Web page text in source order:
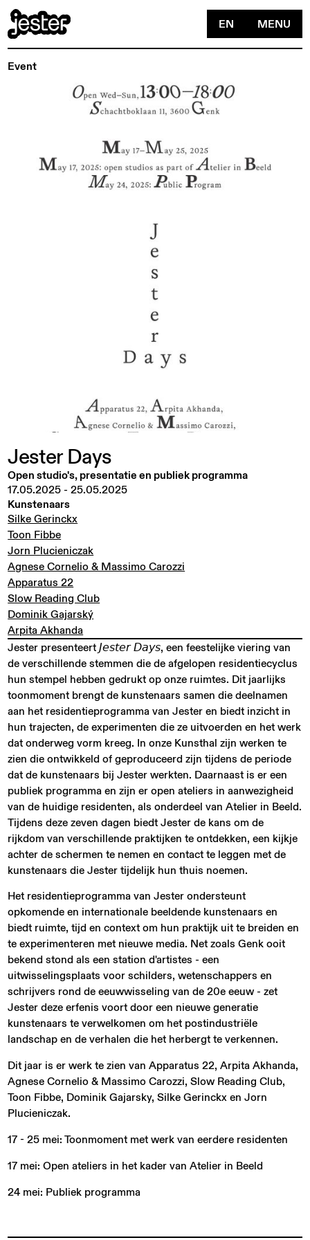
EN MENU
Event
Jester Days
Open studio's, presentatie en publiek programma
17.05.2025 -25.05.2025
Kunstenaars
Silke Gerinckx
Toon Fibbe
Jorn Plucieniczak
Agnese Cornelio & Massimo Carozzi
Apparatus 22
Slow Reading Club
Dominik Gajarský
Arpita Akhanda
Jester presenteert 𝘑𝘦𝘴𝘵𝘦𝘳 𝘋𝘢𝘺𝘴, een feestelijke viering van
de verschillende stemmen die de afgelopen residentiecyclus
hun stempel hebben gedrukt op onze ruimtes. Dit jaarlijks
toonmoment brengt de kunstenaars samen die deelnamen
aan het residentieprogramma van Jester en biedt inzicht in
hun trajecten, de experimenten die ze uitvoerden en het werk
dat onderweg vorm kreeg. In onze Kunsthal zijn werken te
zien die ontwikkeld of geproduceerd zijn tijdens de periode
dat de kunstenaars bij Jester werkten. Daarnaast is er een
publiek programma en zijn er open ateliers in aanwezigheid
van de huidige residenten, als onderdeel van Atelier in Beeld.
Tijdens deze zeven dagen biedt Jester de kans om de
rijkdom van verschillende praktijken te ontdekken, een kijkje
achter de schermen te nemen en contact te leggen met de
kunstenaars die Jester tijdelijk hun thuis noemen.
Het residentieprogramma van Jester ondersteunt
opkomende en internationale beeldende kunstenaars en
biedt ruimte, tijd en context om hun praktijk uit te breiden en
te experimenteren met nieuwe media. Net zoals Genk ooit
bekend stond als een station d'artistes - een
uitwisselingsplaats voor schilders, wetenschappers en
schrijvers rond de eeuwwisseling van de 20e eeuw - zet
Jester deze erfenis voort door een nieuwe generatie
kunstenaars te verwelkomen om het postindustriële
landschap en de verhalen die het herbergt te verkennen.
Dit jaar is er werk te zien van Apparatus 22, Arpita Akhanda,
Agnese Cornelio & Massimo Carozzi, Slow Reading Club,
Toon Fibbe, Dominik Gajarsky, Silke Gerinckx en Jorn
Plucieniczak.
17 - 25 mei: Toonmoment met werk van eerdere residenten
17 mei: Open ateliers in het kader van Atelier in Beeld
24 mei: Publiek programma